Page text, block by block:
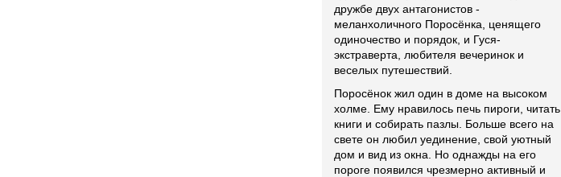
дружбе двух антагонистов -
меланхоличного Поросёнка, ценящего
одиночество и порядок, и Гуся-
экстраверта, любителя вечеринок и
веселых путешествий.
Поросёнок жил один в доме на высоком
холме. Ему нравилось печь пироги, читать
книги и собирать пазлы. Больше всего на
свете он любил уединение, свой уютный
дом и вид из окна. Но однажды на его
пороге появился чрезмерно активный и